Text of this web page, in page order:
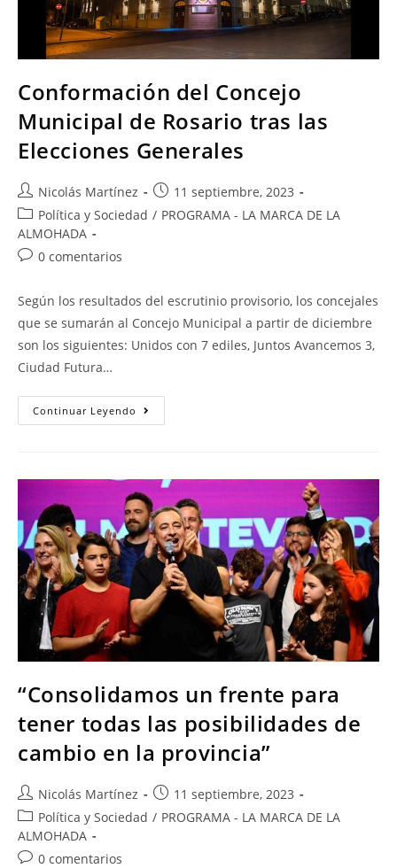
Conformación del Concejo
Municipal de Rosario tras las
Elecciones Generales
Nicolás Martínez
11 septiembre, 2023
Política y Sociedad / PROGRAMA - LA MARCA DE LA
ALMOHADA
0 comentarios
Según los resultados del escrutinio provisorio, los concejales
que se sumarán al Concejo Municipal a partir de diciembre
son los siguientes: Unidos con 7 ediles, Juntos Avancemos 3,
Ciudad Futura…
Continuar Leyendo
“Consolidamos un frente para
tener todas las posibilidades de
cambio en la provincia”
Nicolás Martínez
11 septiembre, 2023
Política y Sociedad / PROGRAMA - LA MARCA DE LA
ALMOHADA
0 comentarios